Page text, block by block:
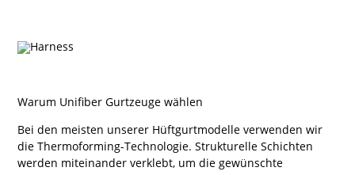
Warum Unifiber Gurtzeuge wählen
Bei den meisten unserer Hüftgurtmodelle verwenden wir
die Thermoforming-Technologie. Strukturelle Schichten
werden miteinander verklebt, um die gewünschte